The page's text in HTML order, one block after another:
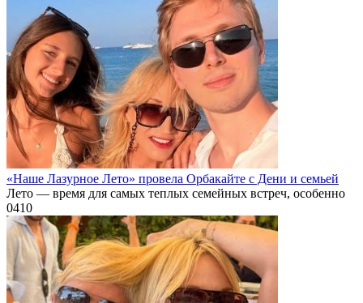
«Наше Лазурное Лето» провела Орбакайте с Дени и семьей
Лето — время для самых теплых семейных встреч, особенно
0410